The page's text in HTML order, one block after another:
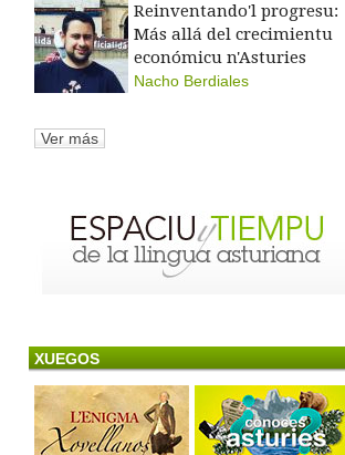
Reinventando'l progresu:
Más allá del crecimientu
económicu n'Asturies
Nacho Berdiales
Ver más
XUEGOS